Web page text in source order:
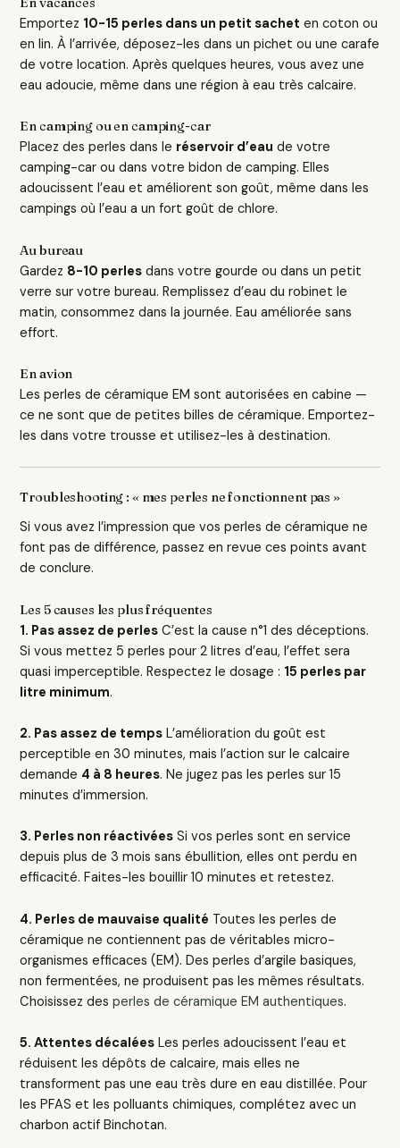
Emportez 10-15 perles dans un petit sachet en coton ou
en lin. À l’arrivée, déposez-les dans un pichet ou une carafe
de votre location. Après quelques heures, vous avez une
eau adoucie, même dans une région à eau très calcaire.
En camping ou en camping-car
Placez des perles dans le réservoir d’eau de votre
camping-car ou dans votre bidon de camping. Elles
adoucissent l’eau et améliorent son goût, même dans les
campings où l’eau a un fort goût de chlore.
Au bureau
Gardez 8-10 perles dans votre gourde ou dans un petit
verre sur votre bureau. Remplissez d’eau du robinet le
matin, consommez dans la journée. Eau améliorée sans
effort.
En avion
Les perles de céramique EM sont autorisées en cabine —
ce ne sont que de petites billes de céramique. Emportez-
les dans votre trousse et utilisez-les à destination.
Troubleshooting : « mes perles ne fonctionnent pas »
Si vous avez l’impression que vos perles de céramique ne
font pas de différence, passez en revue ces points avant
de conclure.
Les 5 causes les plus fréquentes
1. Pas assez de perles C’est la cause n°1 des déceptions.
Si vous mettez 5 perles pour 2 litres d’eau, l’effet sera
quasi imperceptible. Respectez le dosage : 15 perles par
litre minimum.
2. Pas assez de temps L’amélioration du goût est
perceptible en 30 minutes, mais l’action sur le calcaire
demande 4 à 8 heures. Ne jugez pas les perles sur 15
minutes d’immersion.
3. Perles non réactivées Si vos perles sont en service
depuis plus de 3 mois sans ébullition, elles ont perdu en
efficacité. Faites-les bouillir 10 minutes et retestez.
4. Perles de mauvaise qualité Toutes les perles de
céramique ne contiennent pas de véritables micro-
organismes efficaces (EM). Des perles d’argile basiques,
non fermentées, ne produisent pas les mêmes résultats.
Choisissez desperles de céramique EM authentiques.
5. Attentes décalées Les perles adoucissent l’eau et
réduisent les dépôts de calcaire, mais elles ne
transforment pas une eau très dure en eau distillée. Pour
les PFAS et les polluants chimiques, complétez avec un
charbon actif Binchotan.